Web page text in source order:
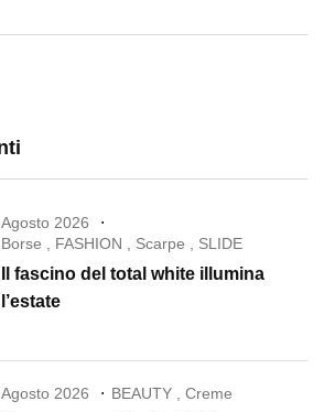
Agosto 2026
Borse , FASHION , Scarpe , SLIDE
Il fascino del total white illumina
l’estate
Agosto 2026 BEAUTY ,Creme